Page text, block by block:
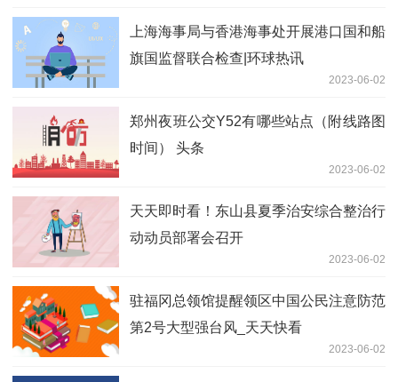
上海海事局与香港海事处开展港口国和船
旗国监督联合检查|环球热讯
2023-06-02
郑州夜班公交Y52有哪些站点（附线路图
时间） 头条
2023-06-02
天天即时看！东山县夏季治安综合整治行
动动员部署会召开
2023-06-02
驻福冈总领馆提醒领区中国公民注意防范
第2号大型强台风_天天快看
2023-06-02